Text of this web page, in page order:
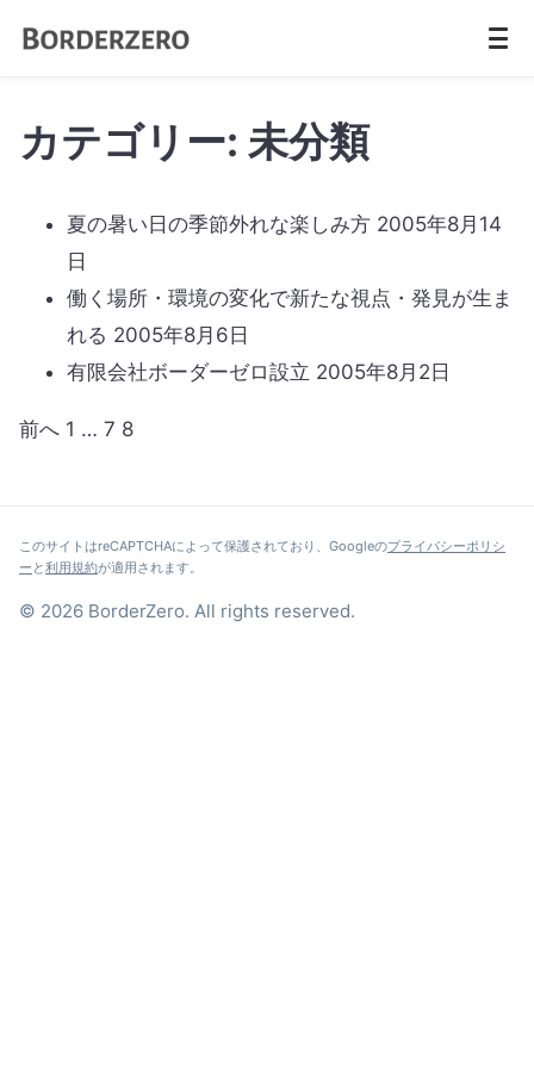
カテゴリー: 未分類
夏の暑い日の季節外れな楽しみ方 2005年8月14
日
働く場所・環境の変化で新たな視点・発見が生ま
れる 2005年8月6日
有限会社ボーダーゼロ設立 2005年8月2日
投
の
ペ
前へ 1 … 7 8
このサイトはreCAPTCHAによって保護されており、Googleのプライバシーポリシ
ー と利用規約が適用されます。
© 2026 BorderZero. All rights reserved.